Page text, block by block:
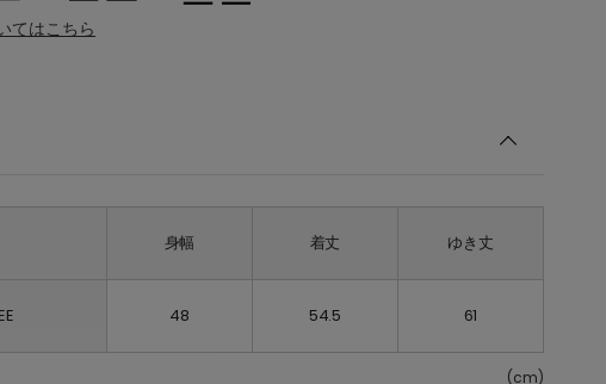
てはこちら
身幅 着丈 ゆき丈
48 54.5 61
(cm)